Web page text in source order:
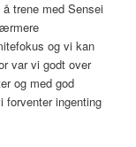
trene med Sensei
og vi kan
var vi godt over
og med god
forventer ingenting